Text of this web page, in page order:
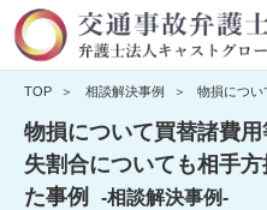
TOP 相談解決事例 物損につい
物損について買替諸費
失割合についても相手
た事例
-相談解決事例-